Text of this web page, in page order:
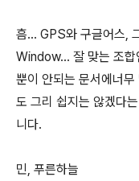
흠... GPS와 구글어스,
Window... 잘 맞는 조합
뿐이 안되는 문서에너
도 그리 쉽지는 않겠다
니다.
민, 푸른하늘